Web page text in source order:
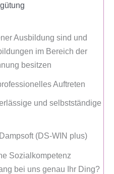
Ausbildung sind und
im Bereich der
besitzen
Auftreten
und selbstständige
(DS-WIN plus)
Sozialkompetenz
bei uns genau Ihr Ding?